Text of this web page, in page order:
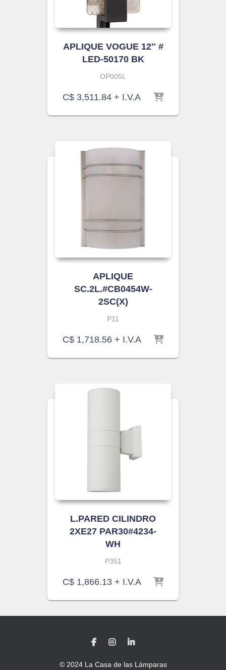
APLIQUE VOGUE 12″ #
LED-50170 BK
OP005L
C$ 3,511.84 + I.V.A
APLIQUE
SC.2L.#CB0454W-
2SC(X)
P11
C$ 1,718.56 + I.V.A
L.PARED CILINDRO
2XE27 PAR30#4234-
WH
P351
C$ 1,866.13 + I.V.A
© 2024 La Casa de las Lámparas